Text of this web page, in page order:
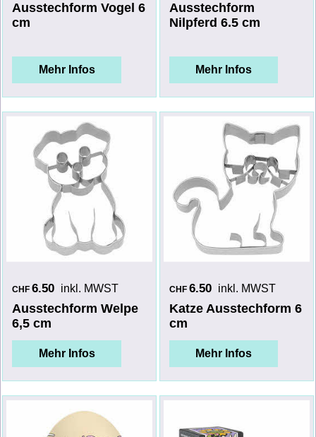
Ausstechform Vogel 6
cm
Mehr Infos
Ausstechform
Nilpferd 6.5 cm
Mehr Infos
CHF 6.50 inkl. MWST
Ausstechform Welpe
6,5 cm
Mehr Infos
CHF 6.50 inkl. MWST
Katze Ausstechform 6
cm
Mehr Infos